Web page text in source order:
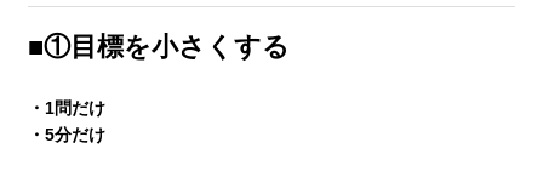
■①目標を小さくする
・1問だけ
・5分だけ